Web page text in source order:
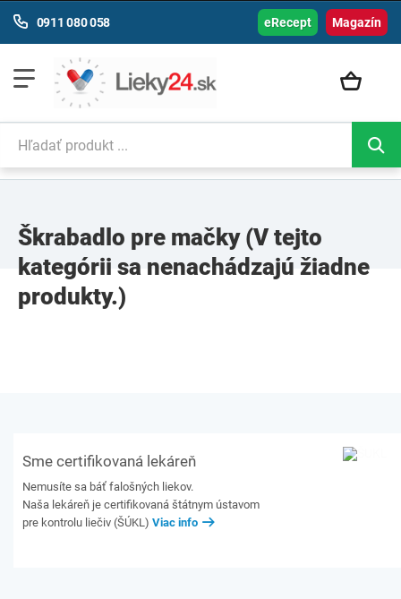
Magazín
0911 080 058 eRecept
Škrabadlo pre mačky (V tejto
kategórii sa nenachádzajú žiadne
produkty.)
Sme certifikovaná lekáreň
Nemusíte sa báť falošných liekov.
Naša lekáreň je certifikovaná štátnym ústavom
pre kontrolu liečiv (ŠÚKL) Viac info